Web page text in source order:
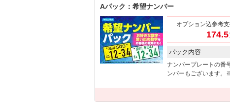
Aパック：希望ナンバー
オプション込参考
174.5
パック内容
ナンバープレートの番
ンバーもございます。